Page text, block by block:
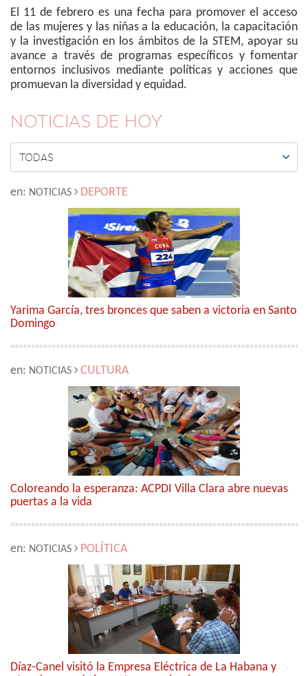
El 11 de febrero es una fecha para promover el acceso
de las mujeres y las niñas a la educación, la capacitación
y la investigación en los ámbitos de la STEM, apoyar su
avance a través de programas específicos y fomentar
entornos inclusivos mediante políticas y acciones que
promuevan la diversidad y equidad.
NOTICIAS DE HOY
TODAS 
en: NOTICIAS DEPORTE
Yarima García, tres bronces que saben a victoria en Santo
Domingo
en: NOTICIAS CULTURA
Coloreando la esperanza: ACPDI Villa Clara abre nuevas
puertas a la vida
en: NOTICIAS POLÍTICA
Díaz-Canel visitó la Empresa Eléctrica de La Habana y